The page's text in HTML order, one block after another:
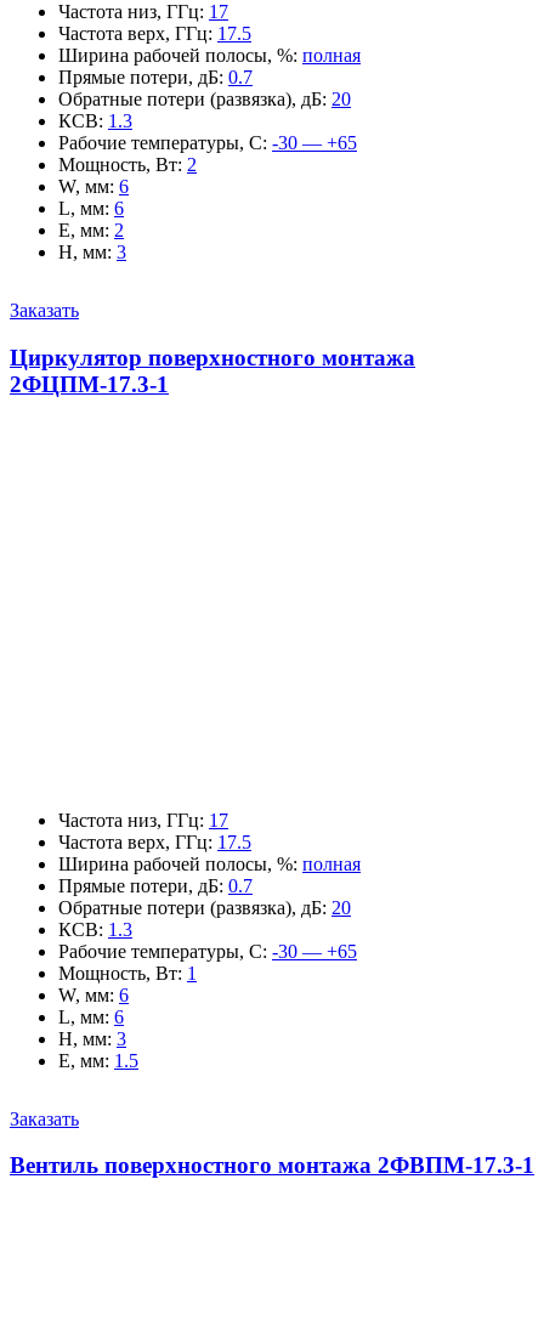
Частота низ, ГГц: 17
Частота верх, ГГц: 17.5
Ширина рабочей полосы, %: полная
Прямые потери, дБ: 0.7
Обратные потери (развязка), дБ: 20
КСВ: 1.3
Рабочие температуры, С: -30 — +65
Мощность, Вт: 2
W, мм: 6
L, мм: 6
E, мм: 2
H, мм: 3
Заказать
Циркулятор поверхностного монтажа
2ФЦПМ-17.3-1
Частота низ, ГГц: 17
Частота верх, ГГц: 17.5
Ширина рабочей полосы, %: полная
Прямые потери, дБ: 0.7
Обратные потери (развязка), дБ: 20
КСВ: 1.3
Рабочие температуры, С: -30 — +65
Мощность, Вт: 1
W, мм: 6
L, мм: 6
H, мм: 3
E, мм: 1.5
Заказать
Вентиль поверхностного монтажа 2ФВПМ-17.3-1